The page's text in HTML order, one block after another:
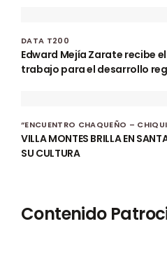
DATA T200
Edward Mejía Zarate recibe
trabajo para el desarrollo
“ENCUENTRO CHAQUEÑO –
VILLA MONTES BRILLA EN
SU CULTURA
Contenido